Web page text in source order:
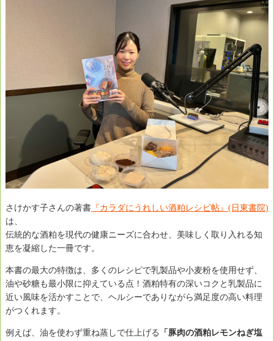
さけかす子さんの著書 『カラダにうれしい酒粕レシピ帖』(日東書院)
は、
伝統的な酒粕を現代の健康ニーズに合わせ、美味しく取り入れる知
恵を凝縮した一冊です。
本書の最大の特徴は、多くのレシピで乳製品や小麦粉を使用せず、
油や砂糖も最小限に抑えている点！酒粕特有の深いコクと乳製品に
近い風味を活かすことで、ヘルシーでありながら満足度の高い料理
がつくれます。
例えば、油を使わず重ね蒸しで仕上げる
「豚肉の酒粕レモンねぎ塩